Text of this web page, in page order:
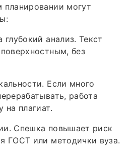
могут
анализ. Текст
без
Если много
работа
на плагиат.
Спешка повышает риск
ГОСТ или методички вуза.